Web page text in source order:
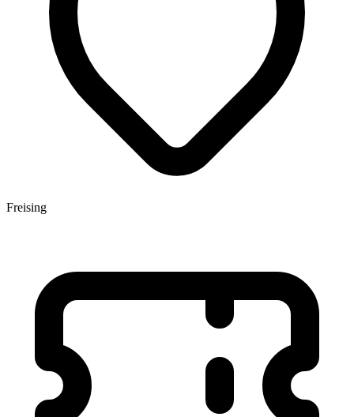
Freising